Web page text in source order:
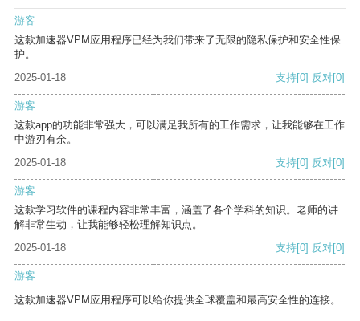
游客
这款加速器VPM应用程序已经为我们带来了无限的隐私保护和安全性保
护。
2025-01-18
支持[0] 反对[0]
游客
这款app的功能非常强大，可以满足我所有的工作需求，让我能够在工作
中游刃有余。
2025-01-18
支持[0] 反对[0]
游客
这款学习软件的课程内容非常丰富，涵盖了各个学科的知识。老师的讲
解非常生动，让我能够轻松理解知识点。
2025-01-18
支持[0] 反对[0]
游客
这款加速器VPM应用程序可以给你提供全球覆盖和最高安全性的连接。